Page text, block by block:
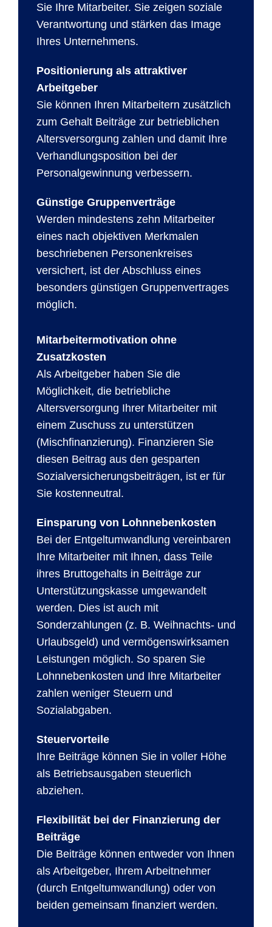
Sie Ihre Mitarbeiter. Sie zeigen soziale
Verantwortung und stärken das Image
Ihres Unternehmens.
Positionierung als attraktiver
Arbeitgeber
Sie können Ihren Mitarbeitern zusätzlich
zum Gehalt Beiträge zur betrieblichen
Altersversorgung zahlen und damit Ihre
Verhandlungsposition bei der
Personalgewinnung verbessern.
Günstige Gruppenverträge
Werden mindestens zehn Mitarbeiter
eines nach objektiven Merkmalen
beschriebenen Personenkreises
versichert, ist der Abschluss eines
besonders günstigen Gruppenvertrages
möglich.
Mitarbeitermotivation ohne
Zusatzkosten
Als Arbeitgeber haben Sie die
Möglichkeit, die betriebliche
Altersversorgung Ihrer Mitarbeiter mit
einem Zuschuss zu unterstützen
(Mischfinanzierung). Finanzieren Sie
diesen Beitrag aus den gesparten
Sozialversicherungsbeiträgen, ist er für
Sie kostenneutral.
Einsparung von Lohnnebenkosten
Bei der Entgeltumwandlung vereinbaren
Ihre Mitarbeiter mit Ihnen, dass Teile
ihres Bruttogehalts in Beiträge zur
Unterstützungskasse umgewandelt
werden. Dies ist auch mit
Sonderzahlungen (z. B. Weihnachts- und
Urlaubsgeld) und vermögenswirksamen
Leistungen möglich. So sparen Sie
Lohnnebenkosten und Ihre Mitarbeiter
zahlen weniger Steuern und
Sozialabgaben.
Steuervorteile
Ihre Beiträge können Sie in voller Höhe
als Betriebsausgaben steuerlich
abziehen.
Flexibilität bei der Finanzierung der
Beiträge
Die Beiträge können entweder von Ihnen
als Arbeitgeber, Ihrem Arbeitnehmer
(durch Entgeltumwandlung) oder von
beiden gemeinsam finanziert werden.